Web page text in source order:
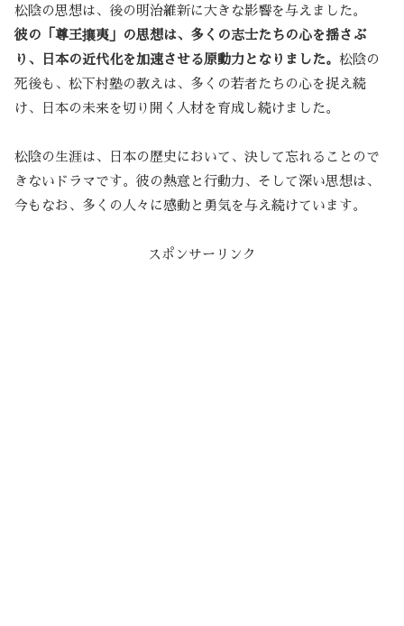
松陰の思想は、後の明治維新に大きな影響を与えました。
彼の「尊王攘夷」の思想は、多くの志士たちの心を揺さぶ
り、日本の近代化を加速させる原動力となりました。 松陰の
死後も、松下村塾の教えは、多くの若者たちの心を捉え続
け、日本の未来を切り開く人材を育成し続けました。
松陰の生涯は、日本の歴史において、決して忘れることので
きないドラマです。彼の熱意と行動力、そして深い思想は、
今もなお、多くの人々に感動と勇気を与え続けています。
スポンサーリンク